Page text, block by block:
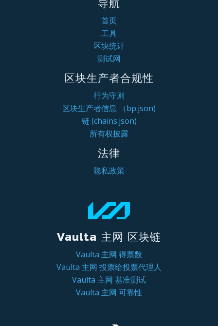
导航
首页
工具
区块统计
测试网
区块生产者合规性
行为守则
区块生产者信息 （bp.json)
链 (chains.json)
所有权披露
法律
隐私政策
Vaulta 主网 区块链
Vaulta 主网 得票数
Vaulta 主网 投票给投票代理人
Vaulta 主网 基准测试
Vaulta 主网 可靠性